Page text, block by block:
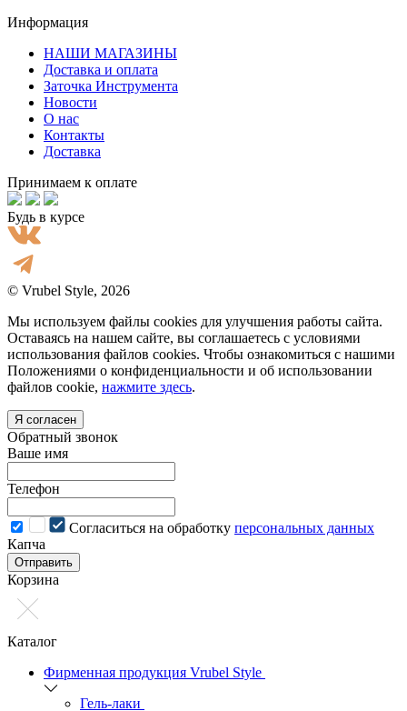
Информация
НАШИ МАГАЗИНЫ
Доставка и оплата
Заточка Инструмента
Новости
О нас
Контакты
Доставка
Принимаем к оплате
Будь в курсе
© Vrubel Style, 2026
Мы используем файлы cookies для улучшения работы сайта.
Оставаясь на нашем сайте, вы соглашаетесь с условиями
использования файлов cookies. Чтобы ознакомиться с нашими
Положениями о конфиденциальности и об использовании
файлов cookie, нажмите здесь.
Я согласен
Обратный звонок
Ваше имя
Телефон
Cогласиться на обработку персональных данных
Капча
Отправить
Корзина
Каталог
Фирменная продукция Vrubel Style
Гель-лаки